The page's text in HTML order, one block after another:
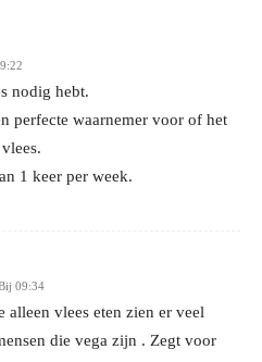
nodig hebt.
perfecte waarnemer voor of het
1 keer per week.
09:34
alleen vlees eten zien er veel
die vega zijn . Zegt voor